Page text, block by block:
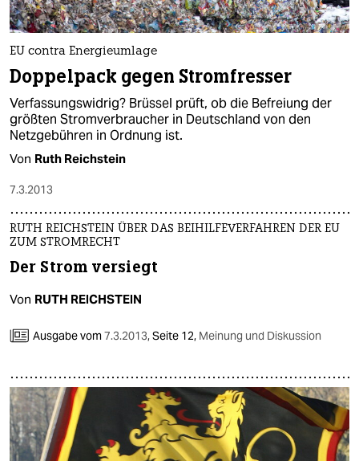
EU contra Energieumlage
Doppelpack gegen Stromfresser
Verfassungswidrig? Brüssel prüft, ob die Befreiung der
größten Stromverbraucher in Deutschland von den
Netzgebühren in Ordnung ist.
Von Ruth Reichstein
7.3.2013
RUTH REICHSTEIN ÜBER DAS BEIHILFEVERFAHREN DER EU
ZUM STROMRECHT
Der Strom versiegt
Von RUTH REICHSTEIN
Ausgabe vom7.3.2013,Seite 12, Meinung und Diskussion